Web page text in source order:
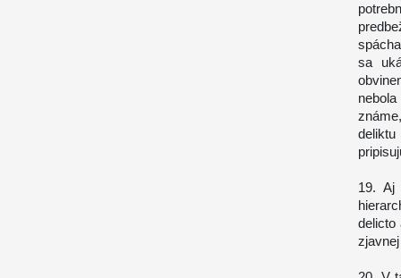
sa
19. Aj
delicto